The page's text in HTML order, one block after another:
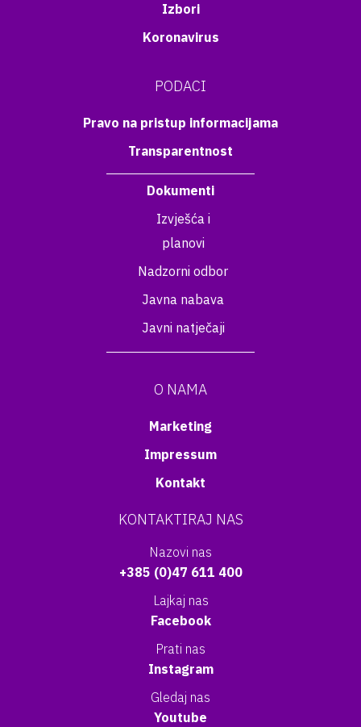
Izbori
Koronavirus
PODACI
Pravo na pristup informacijama
Transparentnost
Dokumenti
Izvješća i
planovi
Nadzorni odbor
Javna nabava
Javni natječaji
O NAMA
Marketing
Impressum
Kontakt
KONTAKTIRAJ NAS
Nazovi nas
+385 (0)47 611 400
Lajkaj nas
Facebook
Prati nas
Instagram
Gledaj nas
Youtube